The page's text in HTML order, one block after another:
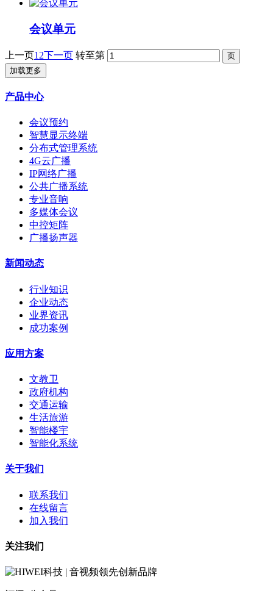
会议单元
上一页1 2下一页 转至第
加载更多
产品中心
会议预约
智慧显示终端
分布式管理系统
4G云广播
IP网络广播
公共广播系统
专业音响
多媒体会议
中控矩阵
广播扬声器
新闻动态
行业知识
企业动态
业界资讯
成功案例
应用方案
文教卫
政府机构
交通运输
生活旅游
智能楼宇
智能化系统
关于我们
联系我们
在线留言
加入我们
关注我们